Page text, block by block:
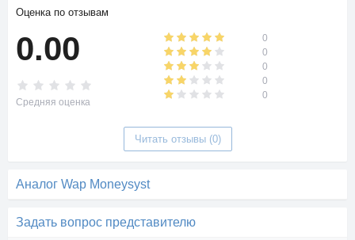
Оценка по отзывам
0.00
Средняя оценка
0
0
0
0
0
Читать отзывы (0)
Аналог Wap Moneysyst
Задать вопрос представителю